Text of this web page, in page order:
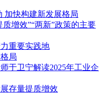
加快构建新发展格局
增效”“两新”政策的主要
重要实践地
局
于卫宁解读2025年工业企
存量提质增效